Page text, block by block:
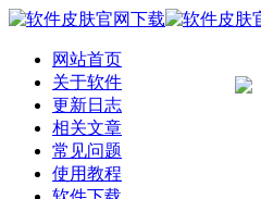
网站首页
关于软件
更新日志
相关文章
常见问题
使用教程